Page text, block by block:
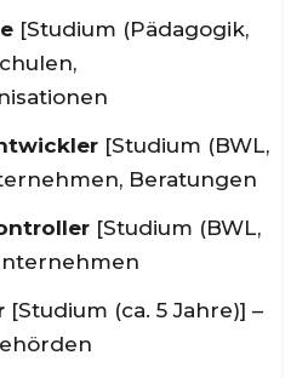
[Studium (Pädagogik,
[Studium (BWL,
Beratungen
[Studium (BWL,
[Studium (ca. 5 Jahre)] –